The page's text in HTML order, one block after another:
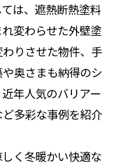
は、遮熱断熱塗料
変わらせた外壁塗
りさせた物件、手
奥さまも納得のシ
年人気のバリアー
多彩な事例を紹介
く冬暖かい快適な